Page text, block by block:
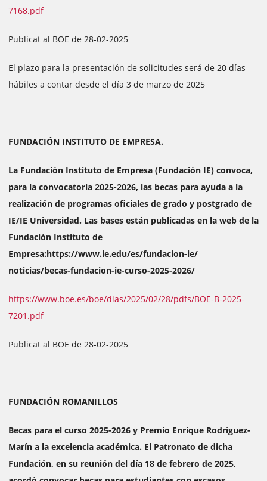
7168.pdf
Publicat al BOE de 28-02-2025
El plazo para la presentación de solicitudes será de 20 días
hábiles a contar desde el día 3 de marzo de 2025
FUNDACIÓN INSTITUTO DE EMPRESA.
La Fundación Instituto de Empresa (Fundación IE) convoca,
para la convocatoria 2025-2026, las becas para ayuda a la
realización de programas oficiales de grado y postgrado de
IE/IE Universidad. Las bases están publicadas en la web de la
Fundación Instituto de
Empresa:https://www.ie.edu/es/fundacion-ie/
noticias/becas-fundacion-ie-curso-2025-2026/
https://www.boe.es/boe/dias/2025/02/28/pdfs/BOE-B-2025-
7201.pdf
Publicat al BOE de 28-02-2025
FUNDACIÓN ROMANILLOS
Becas para el curso 2025-2026 y Premio Enrique Rodríguez-
Marín a la excelencia académica. El Patronato de dicha
Fundación, en su reunión del día 18 de febrero de 2025,